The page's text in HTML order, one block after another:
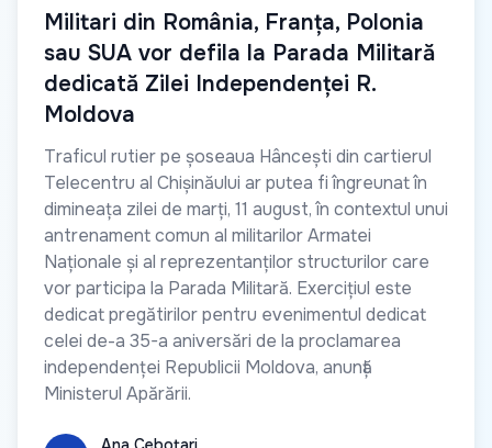
Militari din România, Franța, Polonia
sau SUA vor defila la Parada Militară
dedicată Zilei Independenței R.
Moldova
Traficul rutier pe șoseaua Hâncești din cartierul
Telecentru al Chișinăului ar putea fi îngreunat în
dimineața zilei de marți, 11 august, în contextul unui
antrenament comun al militarilor Armatei
Naționale și al reprezentanților structurilor care
vor participa la Parada Militară. Exercițiul este
dedicat pregătirilor pentru evenimentul dedicat
celei de-a 35-a aniversări de la proclamarea
independenței Republicii Moldova, anunță
Ministerul Apărării.